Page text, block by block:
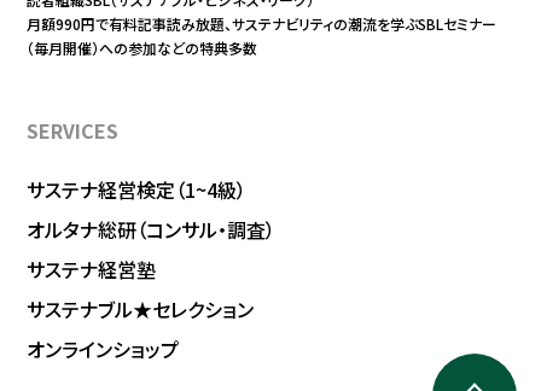
月額990円で有料記事読み放題、サステナビリティの潮流を学ぶSBLセミナー
（毎月開催）への参加などの特典多数
SERVICES
サステナ経営検定（1~4級）
オルタナ総研（コンサル・調査）
サステナ経営塾
サステナブル★セレクション
オンラインショップ